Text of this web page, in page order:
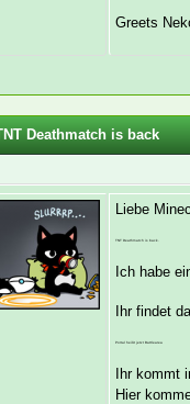
Greets
Deathmatch is back
Liebe
TNT Deathmatch is back.
Ich habe
Ihr findet
Portal heißt jetzt Battlearea
Ihr kommt
Hier